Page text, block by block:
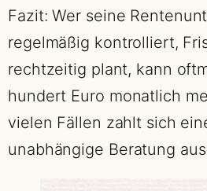
Fazit: Wer seine
regelmäßig kontrolliert,
rechtzeitig plant, kann
hundert Euro monatlich
vielen Fällen zahlt sich
unabhängige Beratung